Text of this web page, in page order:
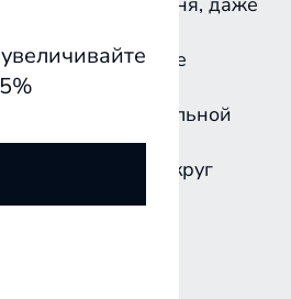
разном уровне
индикатор правильной
и область вокруг